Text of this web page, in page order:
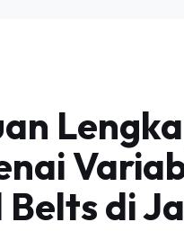
Belts di